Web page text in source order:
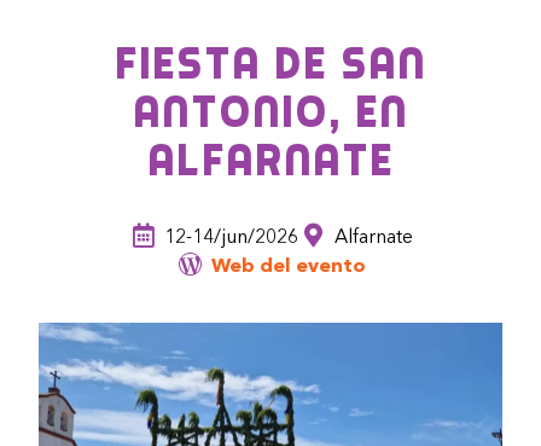
Fiesta de San
Antonio, en
Alfarnate
12-14/jun/2026
Alfarnate
Web del evento